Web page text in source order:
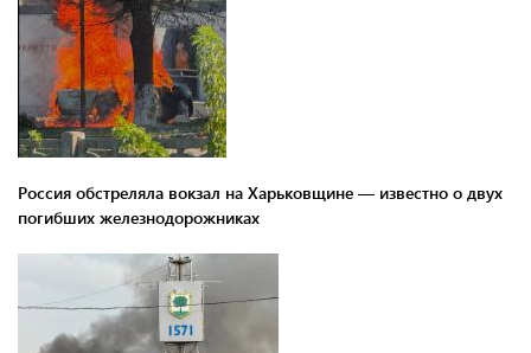
Россия обстреляла вокзал на Харьковщине — известно о двух
погибших железнодорожниках